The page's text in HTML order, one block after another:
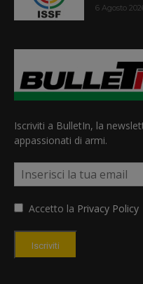
6 Agosto
Iscriviti a BulletIn, la
appassionati di armi.
Accetto la Privacy Policy
Iscriviti